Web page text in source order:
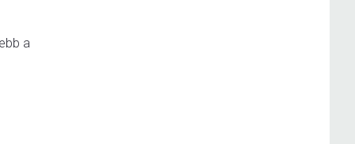
a